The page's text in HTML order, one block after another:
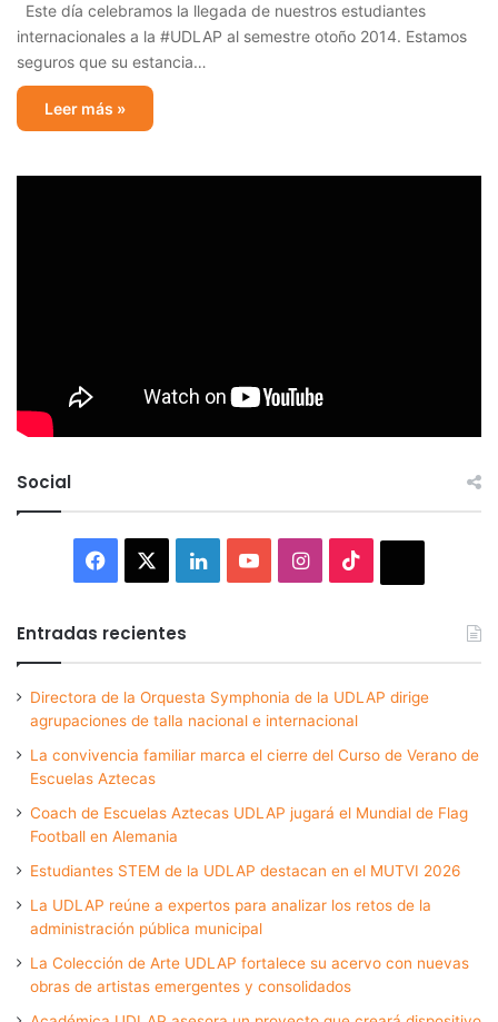
Este día celebramos la llegada de nuestros estudiantes
internacionales a la #UDLAP al semestre otoño 2014. Estamos
seguros que su estancia…
Leer más »
Social
Facebook LinkedInYouTubeInstagram
Entradas recientes
Directora de la Orquesta Symphonia de la UDLAP dirige
agrupaciones de talla nacional e internacional
La convivencia familiar marca el cierre del Curso de Verano de
Escuelas Aztecas
Coach de Escuelas Aztecas UDLAP jugará el Mundial de Flag
Football en Alemania
Estudiantes STEM de la UDLAP destacan en el MUTVI 2026
La UDLAP reúne a expertos para analizar los retos de la
administración pública municipal
La Colección de Arte UDLAP fortalece su acervo con nuevas
obras de artistas emergentes y consolidados